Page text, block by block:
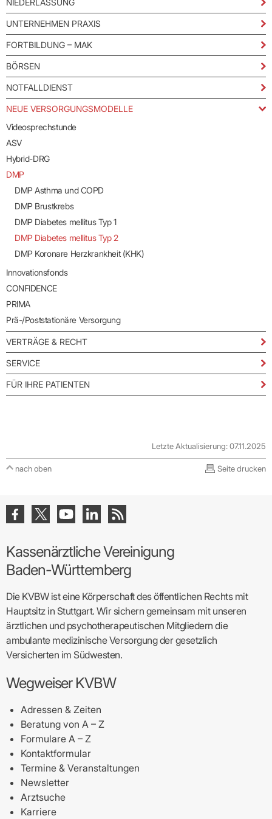
NIEDERLASSUNG
UNTERNEHMEN PRAXIS
FORTBILDUNG – MAK
BÖRSEN
NOTFALLDIENST
NEUE VERSORGUNGSMODELLE
Videosprechstunde
ASV
Hybrid-DRG
DMP
DMP Asthma und COPD
DMP Brustkrebs
DMP Diabetes mellitus Typ 1
DMP Diabetes mellitus Typ 2
DMP Koronare Herzkrankheit (KHK)
Innovationsfonds
CONFIDENCE
PRIMA
Prä-/Poststationäre Versorgung
VERTRÄGE & RECHT
SERVICE
FÜR IHRE PATIENTEN
Letzte Aktualisierung: 07.11.2025
nach oben Seite drucken
Kassenärztliche Vereinigung
Baden-Württemberg
Die KVBW ist eine Körperschaft des öffentlichen Rechts mit
Hauptsitz in Stuttgart. Wir sichern gemeinsam mit unseren
ärztlichen und psychotherapeutischen Mitgliedern die
ambulante medizinische Versorgung der gesetzlich
Versicherten im Südwesten.
Wegweiser KVBW
Adressen & Zeiten
Beratung von A – Z
Formulare A – Z
Kontaktformular
Termine & Veranstaltungen
Newsletter
Arztsuche
Karriere